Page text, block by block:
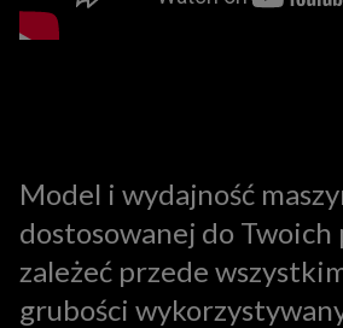
Model i wydajność
dostosowanej do
zależeć przede
grubości